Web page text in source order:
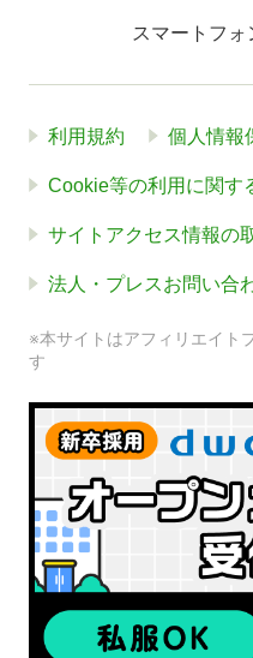
スマートフォ
利用規約 個人情報
Cookie等の利用に関す
サイトアクセス情報の
法人・プレスお問い合
※本サイトはアフィリエイト
す